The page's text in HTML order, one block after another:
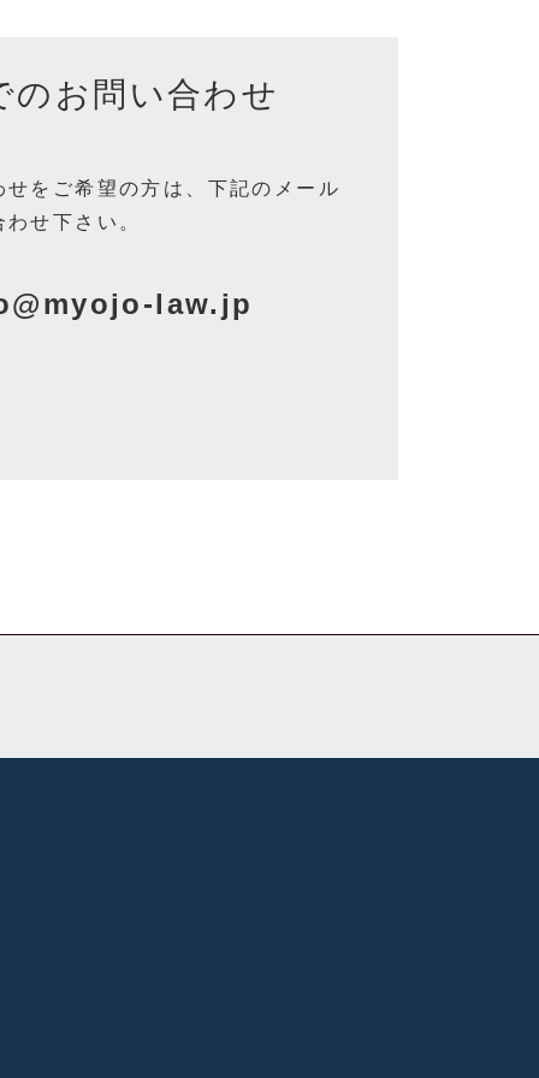
のお問い合わせ
をご希望の方は
下記のメール
せ下さい。
law.jp